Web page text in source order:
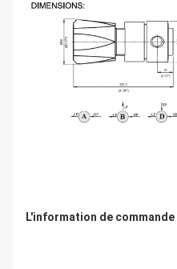
L'information de commande